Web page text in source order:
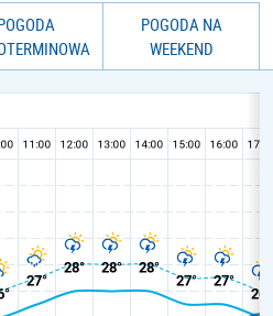
POGODA NA
WEEKEND